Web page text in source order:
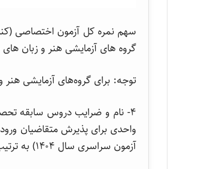
گروه های آزمایشی هنر و زبان های خارجی ۷۰
توجه: برای گروه‌های آزمایشی
آزمون سراسری سال ۱۴۰۴) به ترتیب مطابق جداول پیوست است.